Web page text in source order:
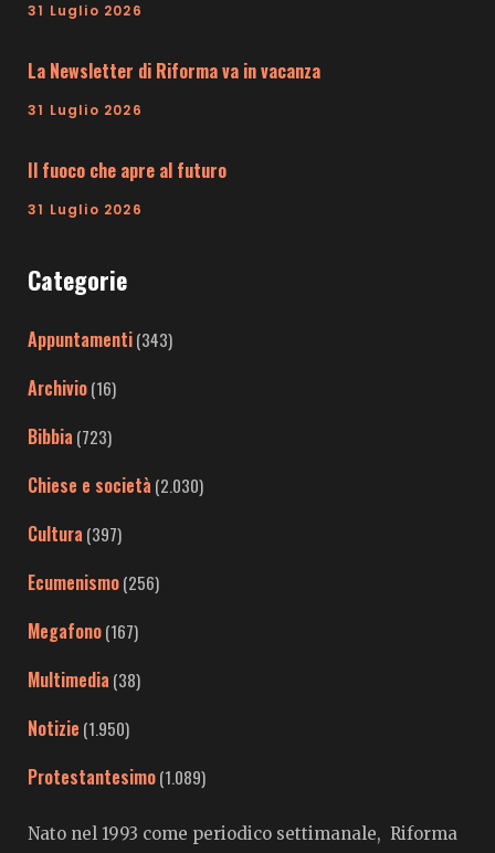
31 Luglio 2026
La Newsletter di Riforma va in vacanza
31 Luglio 2026
Il fuoco che apre al futuro
31 Luglio 2026
Categorie
Appuntamenti(343)
Archivio(16)
Bibbia (723)
Chiese e società (2.030)
Cultura (397)
Ecumenismo(256)
Megafono(167)
Multimedia (38)
Notizie (1.950)
Protestantesimo(1.089)
Nato nel 1993 come periodico settimanale, Riforma